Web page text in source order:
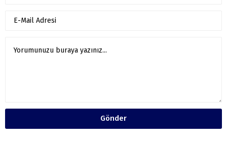
Gönder